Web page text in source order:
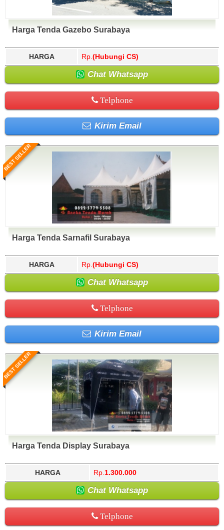
Harga Tenda Gazebo Surabaya
HARGA Rp. (Hubungi CS)
Chat Whatsapp
Telphone
Kirim Email
BEST SELLER
Harga Tenda Sarnafil Surabaya
HARGA Rp. (Hubungi CS)
Chat Whatsapp
Telphone
Kirim Email
BEST SELLER
Harga Tenda Display Surabaya
HARGA Rp. 1.300.000
Chat Whatsapp
Telphone